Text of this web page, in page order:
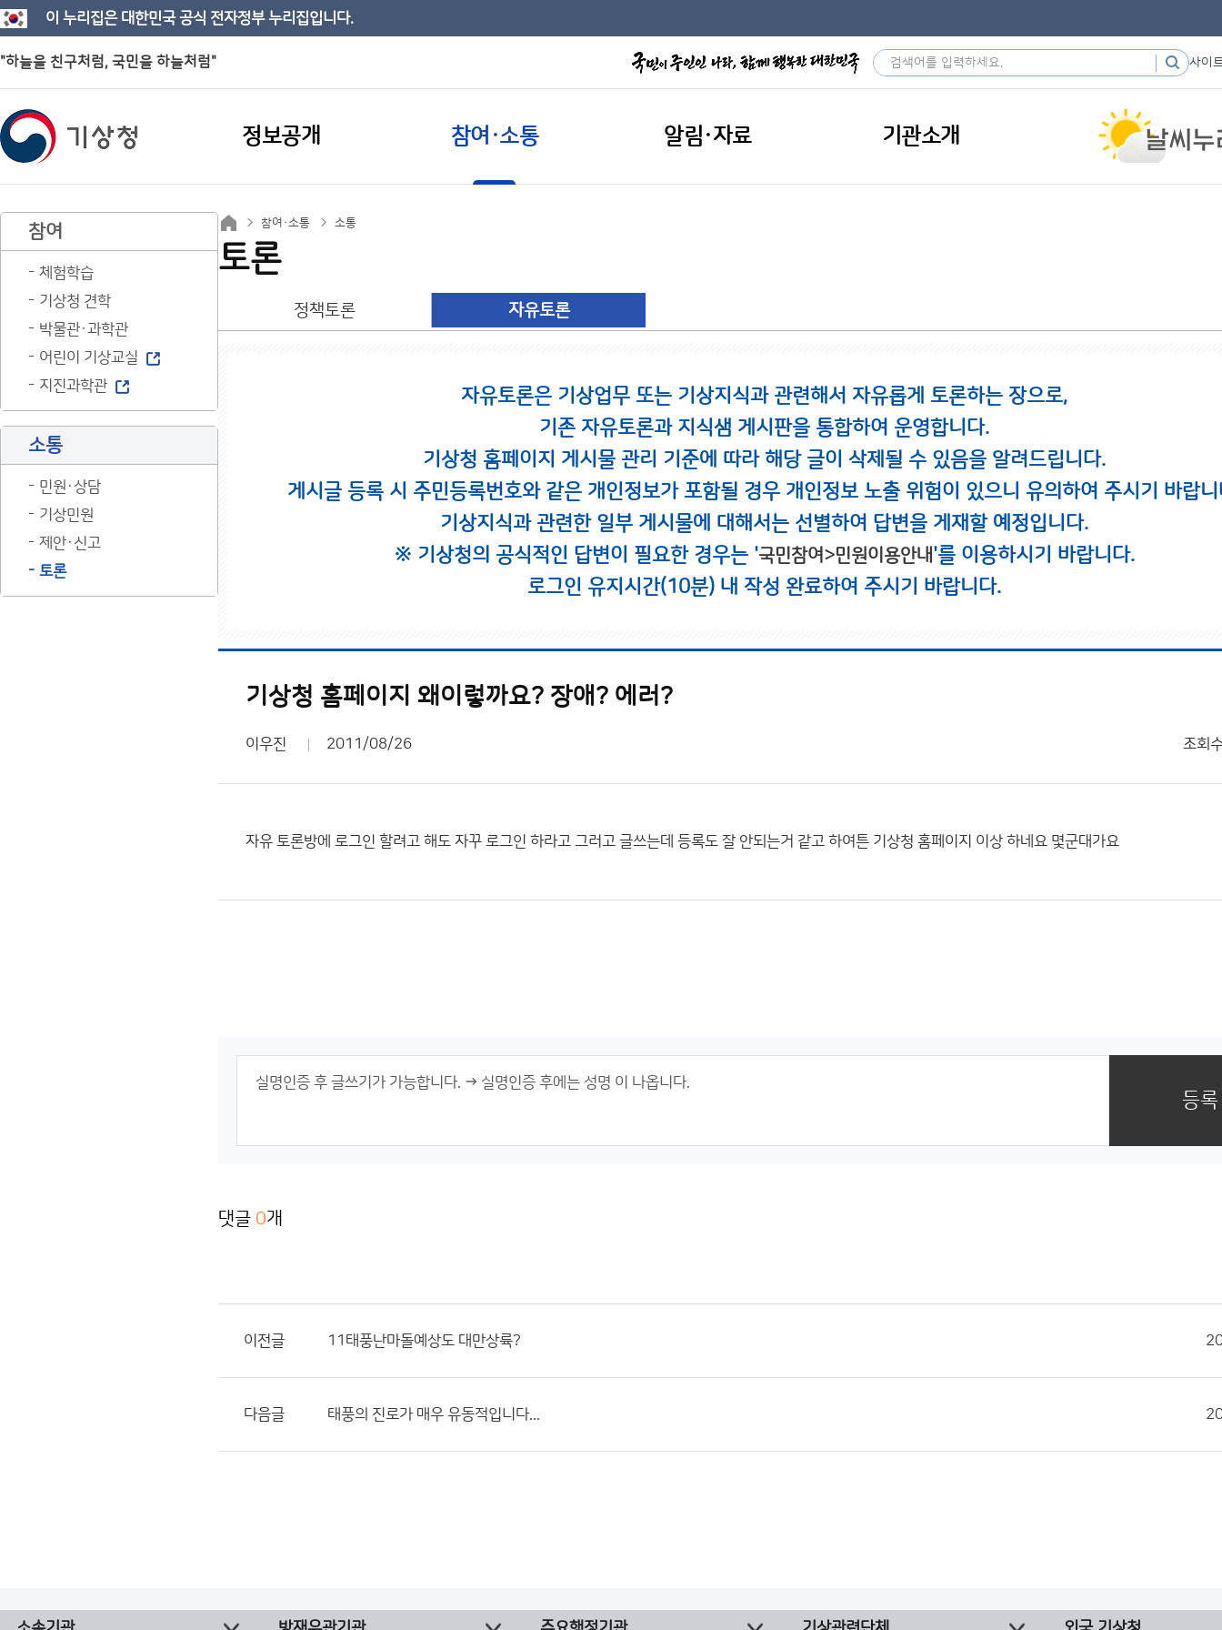
이 누리집은 대한민국 공식 전자정부 누리집입니다.
"하늘을 친구처럼, 국민을 하늘처럼" 사이
정보공개 참여·소통 알림·자료 기관소개
참여
체험학습
기상청 견학
박물관·과학관
어린이 기상교실
지진과학관
소통
민원·상담
기상민원
제안·신고
토론
참여·소통 소통
토론
정책토론 자유토론
자유토론은 기상업무 또는 기상지식과 관련해서 자유롭게 토론하는 장으로,
기존 자유토론과 지식샘 게시판을 통합하여 운영합니다.
기상청 홈페이지 게시물 관리 기준에 따라 해당 글이 삭제될 수 있음을 알려드립니다.
게시글 등록 시 주민등록번호와 같은 개인정보가 포함될 경우 개인정보 노출 위험이 있으니 유의하여 주시기 바랍니
기상지식과 관련한 일부 게시물에 대해서는 선별하여 답변을 게재할 예정입니다.
※ 기상청의 공식적인 답변이 필요한 경우는 '국민참여>민원이용안내'를 이용하시기 바랍니다.
로그인 유지시간(10분) 내 작성 완료하여 주시기 바랍니다.
기상청 홈페이지 왜이렇까요? 장애? 에러?
이우진 2011/08/26 조회
자유 토론방에 로그인 할려고 해도 자꾸 로그인 하라고 그러고 글쓰는데 등록도 잘 안되는거 같고 하여튼 기상청 홈페이지 이상 하네요 몇군대가요
등록
댓글 0개
이전글 11태풍난마돌예상도 대만상륙?
다음글 태풍의 진로가 매우 유동적입니다...